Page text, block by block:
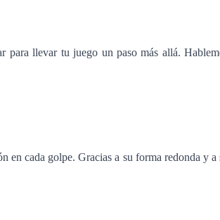
para llevar tu juego un paso más allá.
cada golpe. Gracias a su forma redonda y